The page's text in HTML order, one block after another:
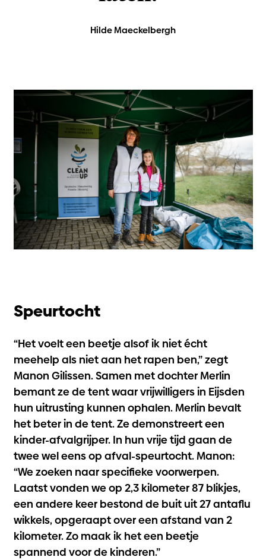
Hilde Maeckelbergh
Speurtocht
“Het voelt een beetje alsof ik niet écht
meehelp als niet aan het rapen ben,” zegt
Manon Gilissen. Samen met dochter Merlin
bemant ze de tent waar vrijwilligers in Eijsden
hun uitrusting kunnen ophalen. Merlin bevalt
het beter in de tent. Ze demonstreert een
kinder-afvalgrijper. In hun vrije tijd gaan de
twee wel eens op afval-speurtocht. Manon:
“We zoeken naar specifieke voorwerpen.
Laatst vonden we op 2,3 kilometer 87 blikjes,
een andere keer bestond de buit uit 27 antaflu
wikkels, opgeraapt over een afstand van 2
kilometer. Zo maak ik het een beetje
spannend voor de kinderen.”